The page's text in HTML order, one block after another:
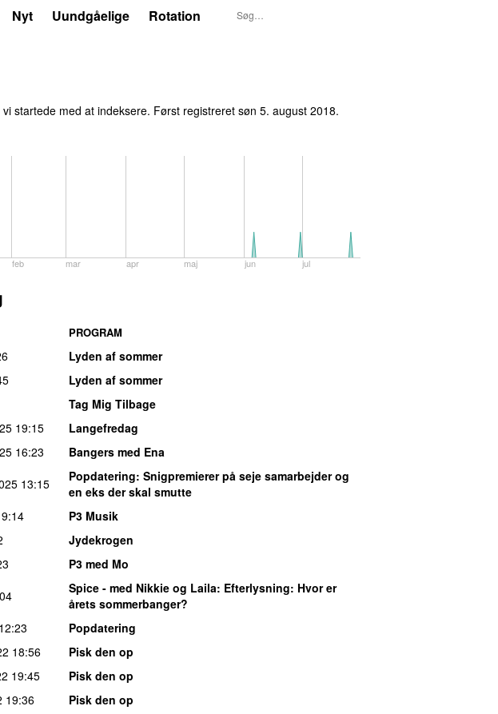
Nyt Uundgåelige Rotation
startede med at indeksere. Først registreret søn 5. august 2018.
feb mar apr maj jun jul
PROGRAM
Lyden af sommer
Lyden af sommer
Tag Mig Tilbage
19:15
Langefredag
16:23
Bangers med Ena
13:15 Popdatering: Snigpremierer på seje samarbejder og
en eks der skal smutte
P3 Musik
Jydekrogen
P3 med Mo
Spice - med Nikkie og Laila: Efterlysning: Hvor er
årets sommerbanger?
12:23
Popdatering
18:56
Pisk den op
19:45
Pisk den op
19:36
Pisk den op